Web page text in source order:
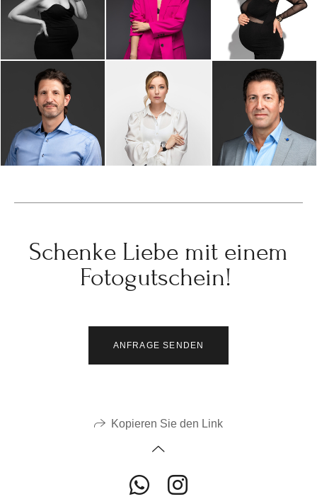
Schenke Liebe mit einem
Fotogutschein!
ANFRAGE SENDEN
Kopieren Sie den Link